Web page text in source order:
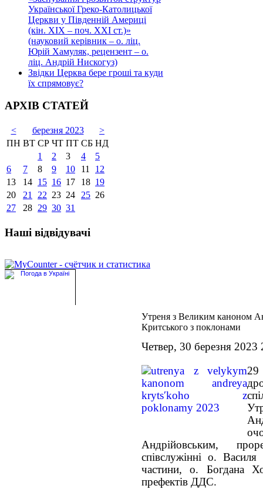
Української Греко-Католицької
Церкви у Південній Америці
(кін. ХІХ – поч. ХХІ ст.)»
(науковий керівник – о. ліц.
Юрій Хамуляк, рецензент – о.
ліц. Андрій Нискогуз)
Звідки Церква бере гроші та куди
їх спрямовує?
АРХІВ СТАТЕЙ
< березня 2023
>
ПН ВТ СР ЧТ ПТ СБ НД
1
2 3 4
5
6
7 8 9 10 11
12
13
14 15 16 17 18 19
20
21 22 23 24 25 26
27
28 29 30 31
Наші відвідувачі
Утреня з Великим каноном
Критського з поклонами
Четвер, 30 березня 2023
Андрійовським,
співслужінні о.
частини, о. Богдана
префектів ДДС.